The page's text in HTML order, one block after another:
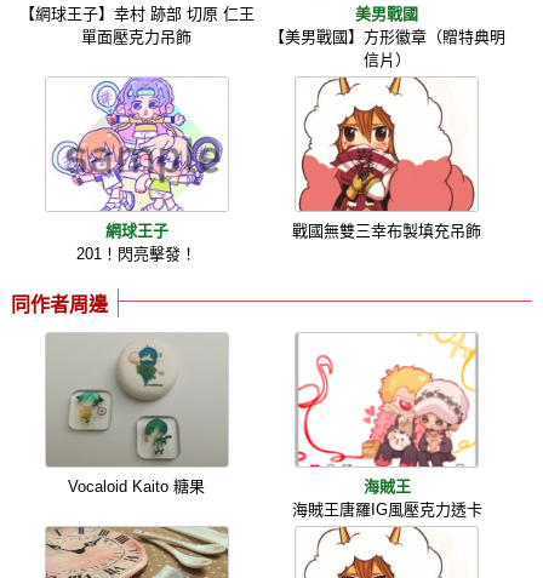
【網球王子】幸村 跡部 切原 仁王
單面壓克力吊飾
美男戰國
【美男戰國】方形徽章（贈特典明
信片）
網球王子
201！閃亮擊發！
戰國無雙三幸布製填充吊飾
同作者周邊
Vocaloid Kaito 糖果
海賊王
海賊王唐羅IG風壓克力透卡